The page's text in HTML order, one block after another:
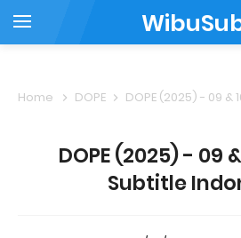
Home DOPE DOPE (2025) - 09 &
DOPE (2025) - 09
Subtitle